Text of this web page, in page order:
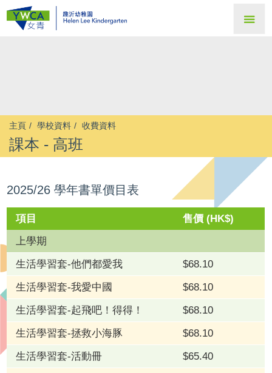
主頁 學校資料 收費資料
課本 - 高班
2025/26 學年書單價目表
項目
售價 (HK$)
上學期
生活學習套-他們都愛我
$68.10
生活學習套-我愛中國
$68.10
生活學習套-起飛吧！得得！
$68.10
生活學習套-拯救小海豚
$68.10
生活學習套-活動冊
$65.40